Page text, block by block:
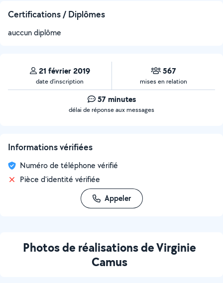
Certifications / Diplômes
auccun diplôme
21 février 2019
date d’inscription
567
mises en relation
57 minutes
délai de réponse aux messages
Informations vérifiées
Numéro de téléphone vérifié
Pièce d'identité vérifiée
Appeler
Photos de réalisations de Virginie
Camus